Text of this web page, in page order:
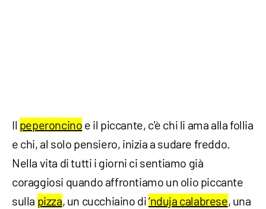
Il peperoncino e il piccante, c'è chi li ama alla follia
e chi, al solo pensiero, inizia a sudare freddo.
Nella vita di tutti i giorni ci sentiamo già
coraggiosi quando affrontiamo un olio piccante
sulla pizza, un cucchiaino di‘nduja calabrese, una